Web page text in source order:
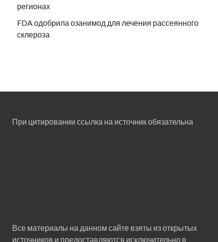
регионах
FDA одобрила озанимод для лечения рассеянного
склероза
При цитировании ссылка на источник обязательна
Все материалы на данном сайте взяты из открытых
источников и предоставляются исключительно в